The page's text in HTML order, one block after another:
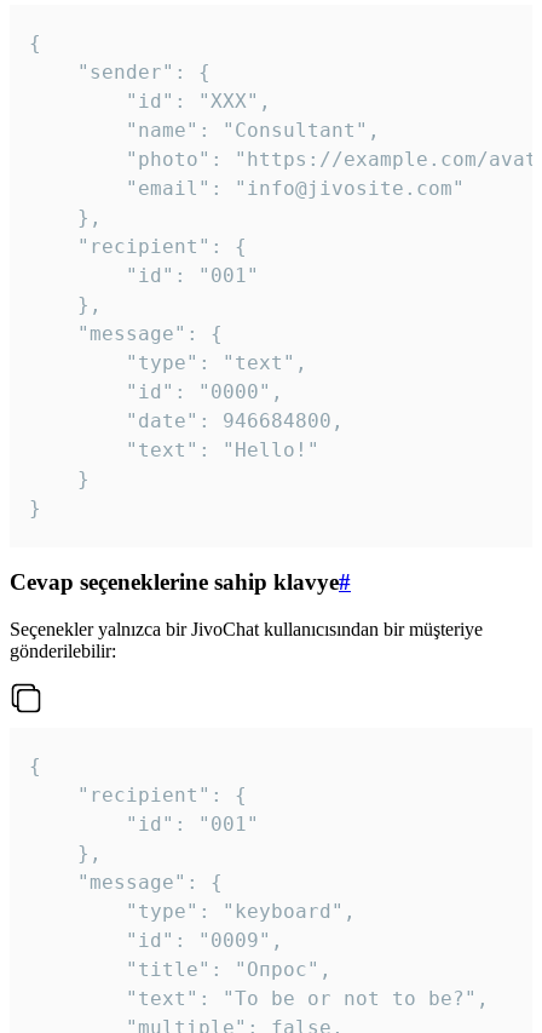
{
}
Cevap seçeneklerine sahip klavye#
Seçenekler yalnızca bir JivoChat kullanıcısından bir müşteriye
gönderilebilir:
{